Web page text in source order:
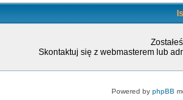
Skontaktuj się z webmasterem lub
Powered by phpBB